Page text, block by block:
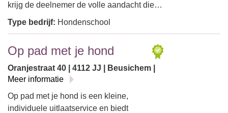
krijg de deelnemer de volle aandacht die…
Type bedrijf: Hondenschool
Op pad met je hond
Oranjestraat 40 | 4112 JJ | Beusichem |
Meer informatie
Op pad met je hond is een kleine,
individuele uitlaatservice en biedt